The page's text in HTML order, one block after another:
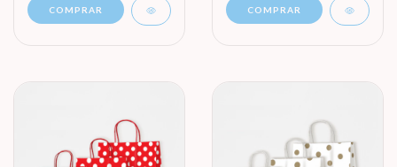
COMPRAR COMPRAR